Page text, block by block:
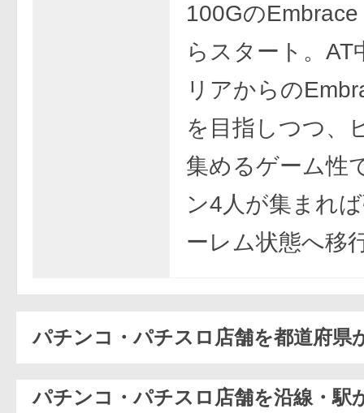
100Gの
らスタート。AT
リアからの
を目指しつつ、
集めるゲーム性
ン4人が集まれ
ーレム状態へ移
パチンコ・パチスロ店舗を都道府県
パチンコ・パチスロ店舗を沿線・駅